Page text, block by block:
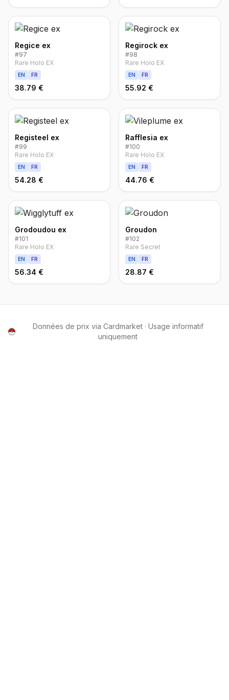
Regice ex
#97
Rare Holo EX
EN FR
38.79 €
Regirock ex
#98
Rare Holo EX
EN FR
55.92 €
Registeel ex
#99
Rare Holo EX
EN FR
54.28 €
Rafflesia ex
#100
Rare Holo EX
EN FR
44.76 €
Grodoudou ex
#101
Rare Holo EX
EN FR
56.34 €
Groudon
#102
Rare Secret
EN FR
28.87 €
Données de prix via Cardmarket · Usage informatif
uniquement